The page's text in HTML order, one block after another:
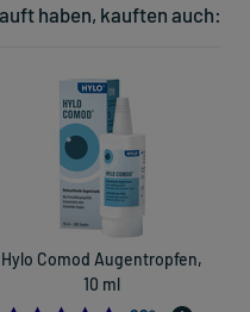
haben, kauften auch:
Hylo Comod Augentropfen,
10 ml